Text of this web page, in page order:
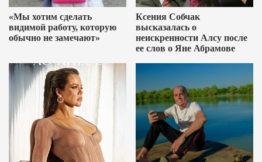
«Мы хотим сделать
видимой работу, которую
обычно не замечают»
Ксения Собчак
высказалась о
неискренности Алсу после
ее слов о Яне Абрамове